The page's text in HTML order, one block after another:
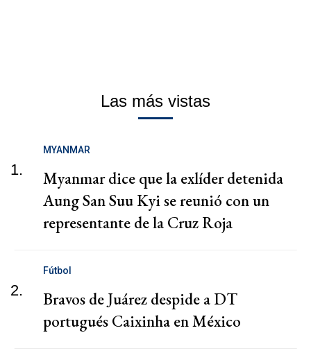
Las más vistas
1.
MYANMAR
Myanmar dice que la exlíder detenida
Aung San Suu Kyi se reunió con un
representante de la Cruz Roja
2.
Fútbol
Bravos de Juárez despide a DT
portugués Caixinha en México